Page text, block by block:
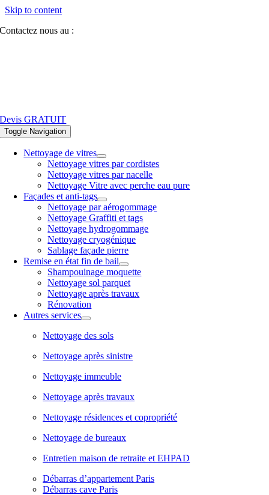
Skip to content
Contactez nous au :
Devis GRATUIT
Toggle Navigation
Nettoyage de vitres
Nettoyage vitres par cordistes
Nettoyage vitres par nacelle
Nettoyage Vitre avec perche eau pure
Façades et anti-tags
Nettoyage par aérogommage
Nettoyage Graffiti et tags
Nettoyage hydrogommage
Nettoyage cryogénique
Sablage façade pierre
Remise en état fin de bail
Shampouinage moquette
Nettoyage sol parquet
Nettoyage après travaux
Rénovation
Autres services
Nettoyage des sols
Nettoyage après sinistre
Nettoyage immeuble
Nettoyage après travaux
Nettoyage résidences et copropriété
Nettoyage de bureaux
Entretien maison de retraite et EHPAD
Débarras d’appartement Paris
Débarras cave Paris